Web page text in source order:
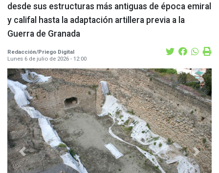
desde sus estructuras más antiguas de época emiral
y califal hasta la adaptación artillera previa a la
Guerra de Granada
Redacción/Priego Digital
Lunes 6 de julio de 2026 - 12:00
Previous Next